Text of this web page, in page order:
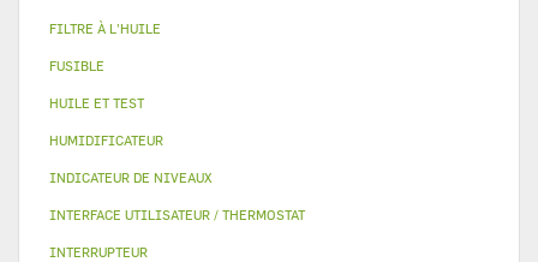
FILTRE À L'HUILE
FUSIBLE
HUILE ET TEST
HUMIDIFICATEUR
INDICATEUR DE NIVEAUX
INTERFACE UTILISATEUR / THERMOSTAT
INTERRUPTEUR